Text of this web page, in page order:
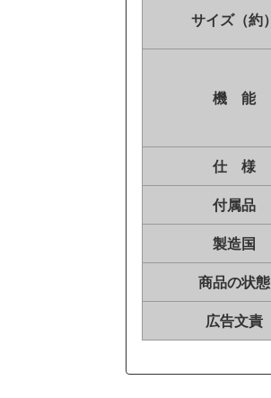
サイズ（約）
機 能
仕 様
付属品
製造国
商品の状態
広告文責